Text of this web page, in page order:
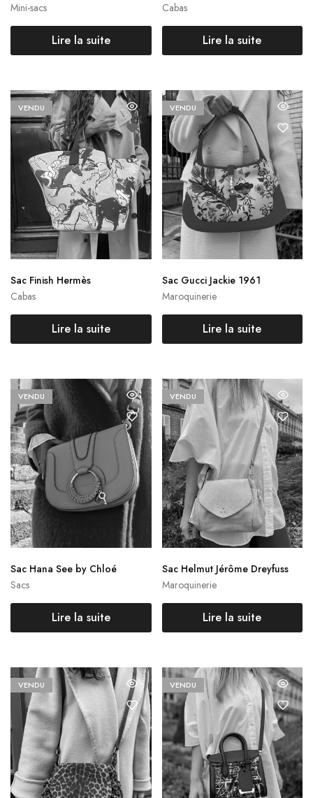
Mini-sacs
Lire la suite
Cabas
Lire la suite
VENDU
Cabas
Sac Finish Hermès
Lire la suite
VENDU
Maroquinerie
Sac Gucci Jackie 1961
Lire la suite
VENDU
Sacs
Sac Hana See by Chloé
Lire la suite
VENDU
Maroquinerie
Sac Helmut Jérôme Dreyfuss
Lire la suite
VENDU VENDU